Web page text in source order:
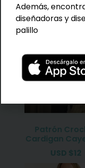
Patrón
Cardigan
USD $12
Además,
diseñadoras y
palillo